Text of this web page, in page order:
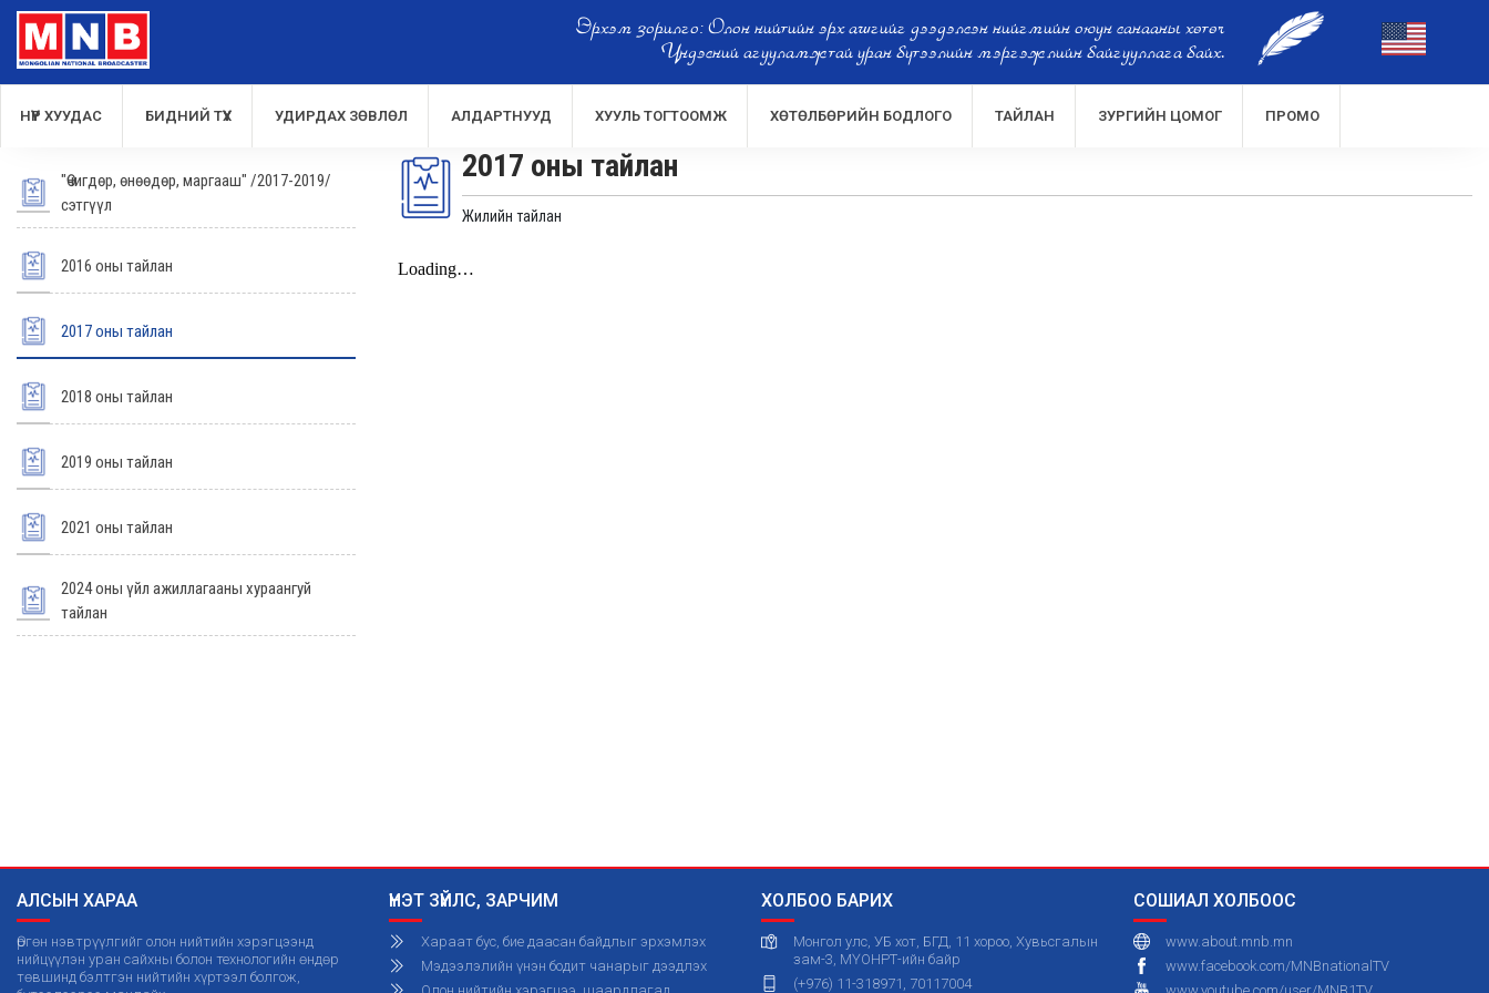
Эрхэм зорилго: Олон нийтийн эрх ашгийг дээдэлсэн нийгмийн оюун санааны хөтөч
Үндэсний агууламжтай уран бүтээлийн мэргэжлийн байгууллага байх.
НҮҮР ХУУДАС БИДНИЙ ТҮҮХ УДИРДАХ ЗӨВЛӨЛ АЛДАРТНУУД ХУУЛЬ ТОГТООМЖ ХӨТӨЛБӨРИЙН БОДЛОГО ТАЙЛАН ЗУРГИЙН ЦОМОГ ПРОМО
"Өчигдөр, өнөөдөр, маргааш" /2017-2019/
сэтгүүл
2016 оны тайлан
2017 оны тайлан
2018 оны тайлан
2019 оны тайлан
2021 оны тайлан
2024 оны үйл ажиллагааны хураангуй
тайлан
2017 оны тайлан
Жилийн тайлан
АЛСЫН ХАРАА
Өргөн нэвтрүүлгийг олон нийтийн хэрэгцээнд
нийцүүлэн уран сайхны болон технологийн өндөр
төвшинд бэлтгэн нийтийн хүртээл болгож,
ҮНЭТ ЗҮЙЛС, ЗАРЧИМ
Хараат бус, бие даасан байдлыг эрхэмлэх
Мэдээлэлийн үнэн бодит чанарыг дээдлэх
ХОЛБОО БАРИХ
Монгол улс, УБ хот, БГД, 11 хороо, Хувьсгалын
зам-3, МҮОНРТ-ийн байр
(+976) 11-318971, 70117004
СОШИАЛ ХОЛБООС
www.about.mnb.mn
www.facebook.com/MNBnationalTV